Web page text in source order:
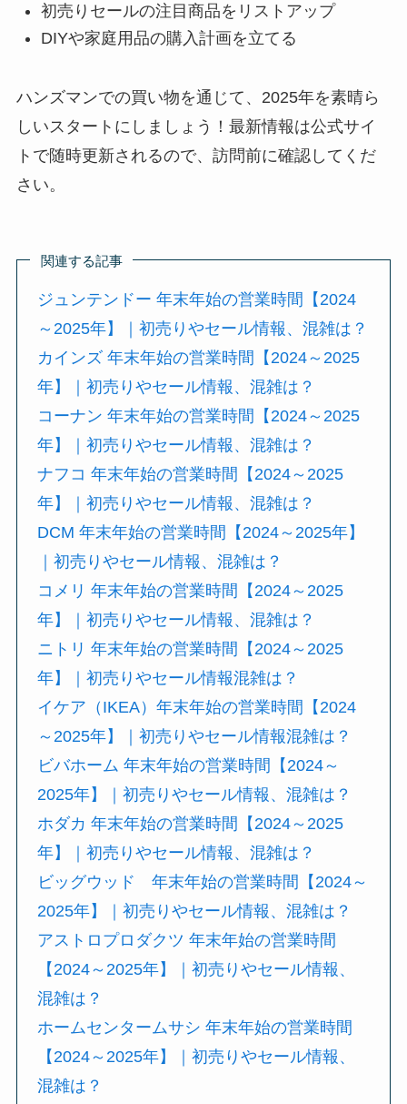
初売りセールの注目商品をリストアップ
DIYや家庭用品の購入計画を立てる
ハンズマンでの買い物を通じて、2025年を素晴ら
しいスタートにしましょう！最新情報は公式サイ
トで随時更新されるので、訪問前に確認してくだ
さい。
関連する記事
ジュンテンドー 年末年始の営業時間【2024
～2025年】｜初売りやセール情報、混雑は？
カインズ 年末年始の営業時間【2024～2025
年】｜初売りやセール情報、混雑は？
コーナン 年末年始の営業時間【2024～2025
年】｜初売りやセール情報、混雑は？
ナフコ 年末年始の営業時間【2024～2025
年】｜初売りやセール情報、混雑は？
DCM 年末年始の営業時間【2024～2025年】
｜初売りやセール情報、混雑は？
コメリ 年末年始の営業時間【2024～2025
年】｜初売りやセール情報、混雑は？
ニトリ 年末年始の営業時間【2024～2025
年】｜初売りやセール情報混雑は？
イケア（IKEA）年末年始の営業時間【2024
～2025年】｜初売りやセール情報混雑は？
ビバホーム 年末年始の営業時間【2024～
2025年】｜初売りやセール情報、混雑は？
ホダカ 年末年始の営業時間【2024～2025
年】｜初売りやセール情報、混雑は？
ビッグウッド 年末年始の営業時間【2024～
2025年】｜初売りやセール情報、混雑は？
アストロプロダクツ 年末年始の営業時間
【2024～2025年】｜初売りやセール情報、
混雑は？
ホームセンタームサシ 年末年始の営業時間
【2024～2025年】｜初売りやセール情報、
混雑は？